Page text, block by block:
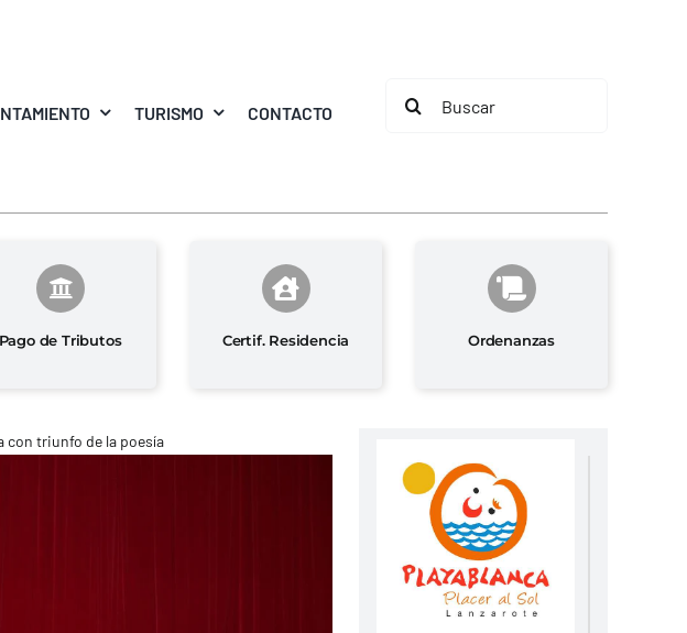
TURISMO CONTACTO
Buscar:
Pago de Tributos Certif. Residencia Ordenanzas
con triunfo de la poesía